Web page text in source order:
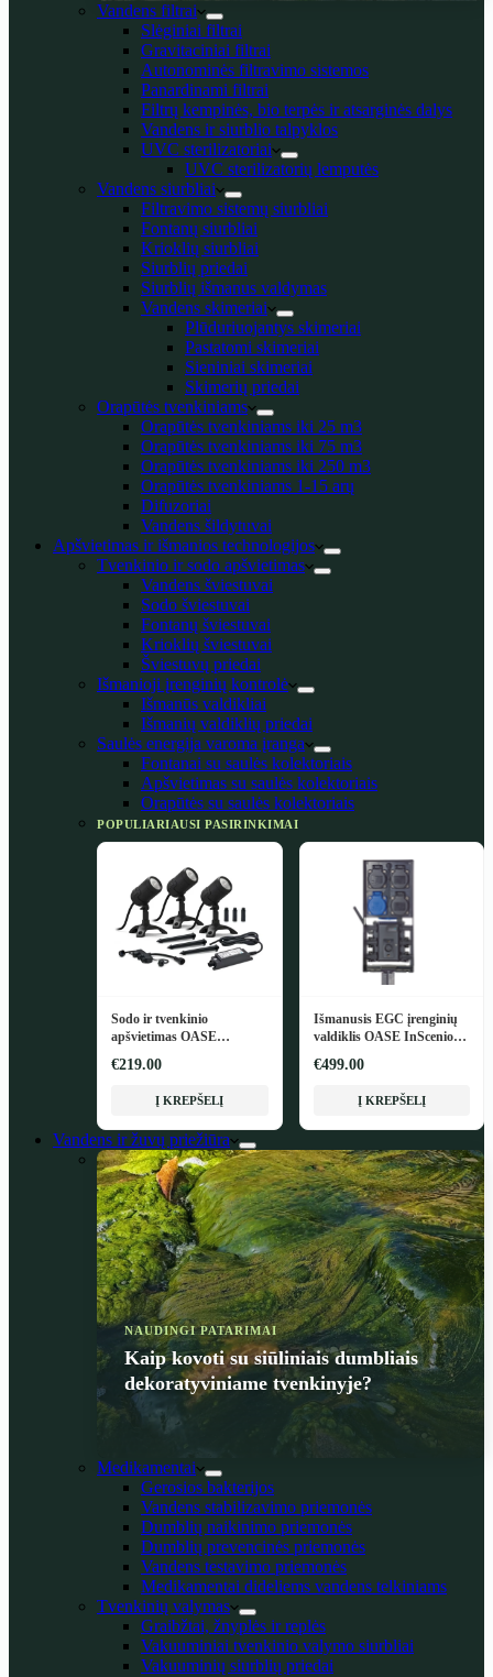
Vandens filtrai
Slėginiai filtrai
Gravitaciniai filtrai
Autonominės filtravimo sistemos
Panardinami filtrai
Filtrų kempinės, bio terpės ir atsarginės dalys
Vandens ir siurblio talpyklos
UVC sterilizatoriai
UVC sterilizatorių lemputės
Vandens siurbliai
Filtravimo sistemų siurbliai
Fontanų siurbliai
Krioklių siurbliai
Siurblių priedai
Siurblių išmanus valdymas
Vandens skimeriai
Plūduriuojantys skimeriai
Pastatomi skimeriai
Sieniniai skimeriai
Skimerių priedai
Orapūtės tvenkiniams
Orapūtės tvenkiniams iki 25 m3
Orapūtės tvenkiniams iki 75 m3
Orapūtės tvenkiniams iki 250 m3
Orapūtės tvenkiniams 1-15 arų
Difuzoriai
Vandens šildytuvai
Apšvietimas ir išmanios technologijos
Tvenkinio ir sodo apšvietimas
Vandens šviestuvai
Sodo šviestuvai
Fontanų šviestuvai
Krioklių šviestuvai
Šviestuvų priedai
Išmanioji įrenginių kontrolė
Išmanūs valdikliai
Išmanių valdiklių priedai
Saulės energija varoma įranga
Fontanai su saulės kolektoriais
Apšvietimas su saulės kolektoriais
Orapūtės su saulės kolektoriais
POPULIARIAUSI PASIRINKIMAI
Sodo ir tvenkinio
apšvietimas OASE
€219.00
Į KREPŠELĮ
Išmanusis EGC įrenginių
valdiklis OASE InScenio
€499.00
Į KREPŠELĮ
Vandens ir žuvų priežiūra
NAUDINGI PATARIMAI
Kaip kovoti su siūliniais dumbliais
dekoratyviniame tvenkinyje?
Medikamentai
Gerosios bakterijos
Vandens stabilizavimo priemonės
Dumblių naikinimo priemonės
Dumblių prevencinės priemonės
Vandens testavimo priemonės
Medikamentai dideliems vandens telkiniams
Tvenkinių valymas
Graibžtai, žnyplės ir replės
Vakuuminiai tvenkinio valymo siurbliai
Vakuuminių siurblių priedai